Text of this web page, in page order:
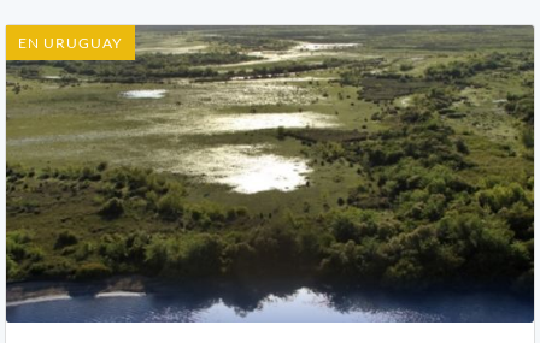
EN URUGUAY